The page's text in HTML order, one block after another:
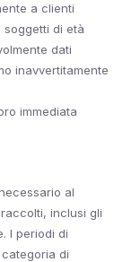
a clienti
soggetti di età
dati
inavvertitamente
immediata
al
inclusi gli
I periodi di
di